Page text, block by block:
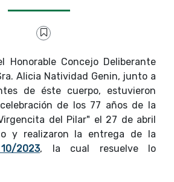
Honorable Concejo Deliberante
Alicia Natividad Genin, junto a
de éste cuerpo, estuvieron
de los 77 años de la
del Pilar" el 27 de abril
y realizaron la entrega de la
2023, la cual resuelve lo